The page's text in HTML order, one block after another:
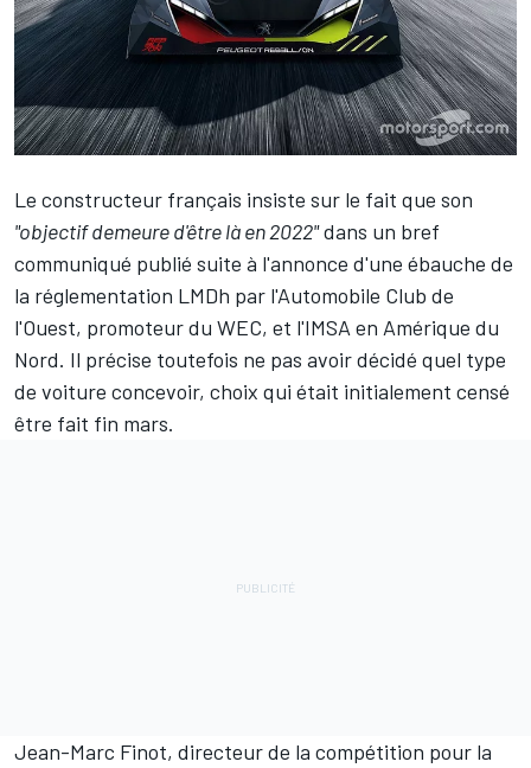
Le constructeur français insiste sur le fait que son
"objectif demeure d'être là en 2022"dans un bref
communiqué publié suite à l'annonce d'une ébauche de
la réglementation LMDh par l'Automobile Club de
l'Ouest, promoteur du WEC, et l'IMSA en Amérique du
Nord. Il précise toutefois ne pas avoir décidé quel type
de voiture concevoir, choix qui était initialement censé
être fait fin mars.
Jean-Marc Finot, directeur de la compétition pour la